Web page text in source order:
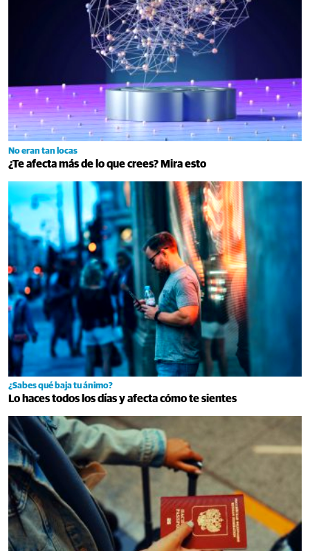
No eran tan locas
¿Te afecta más de lo que crees? Mira esto
¿Sabes qué baja tu ánimo?
Lo haces todos los días y afecta cómo te sientes